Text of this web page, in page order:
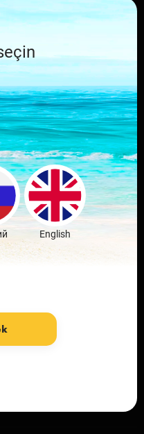
the
English